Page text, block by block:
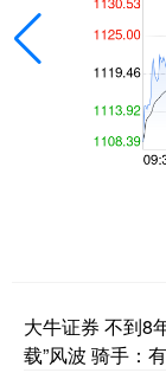
大牛证券 不到8
载”风波 骑手：